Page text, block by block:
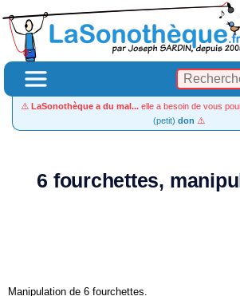
⚠️ LaSonothèque a du mal... elle a besoin de vous
(petit) don ⚠️
6 fourchettes,
Manipulation de 6 fourchettes.